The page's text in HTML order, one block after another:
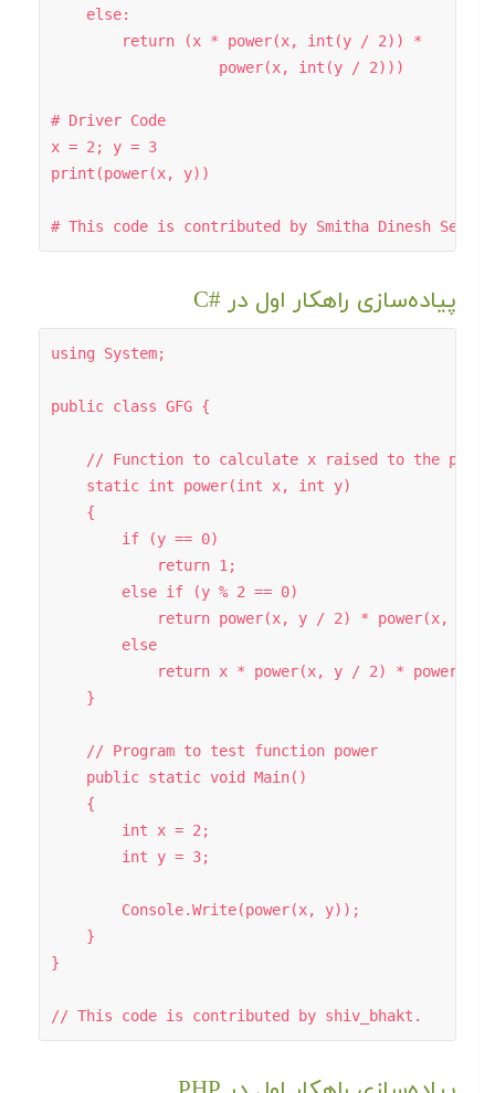
    else:
        return (x * power(x, int(y / 2)) *
                   power(x, int(y / 2)))
# Driver Code
x = 2; y = 3
print(power(x, y))
پیاده‌سازی راهکار اول در #C
using System;
public class GFG {
// Function to calculate x raised to the
    static int power(int x, int y)
    {
        if (y == 0)
            return 1;
        else if (y % 2 == 0)
return power(x, y / 2) * power(x, y
        else
return x * power(x, y / 2) *
    }
    // Program to test function power
    public static void Main()
    {
        int x = 2;
        int y = 3;
        Console.Write(power(x, y));
    }
}